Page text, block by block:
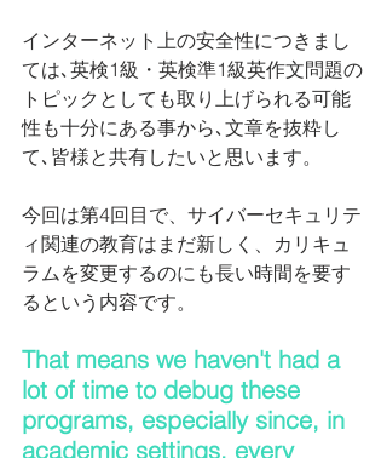
インターネット上の安全性につきまし
ては､英検1級・英検準1級英作文問題の
トピックとしても取り上げられる可能
性も十分にある事から､文章を抜粋し
て､皆様と共有したいと思います。
今回は第4回目で、サイバーセキュリテ
ィ関連の教育はまだ新しく、カリキュ
ラムを変更するのにも長い時間を要す
るという内容です。
That means we haven't had a
lot of time to debug these
programs, especially since, in
academic settings, every